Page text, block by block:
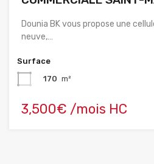
Dounia BK vous propose une
neuve,…
Surface
170 m²
3,500€ /mois HC